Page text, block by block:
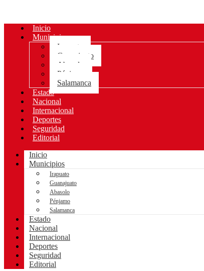
Inicio
Municipios
Irapuato
Guanajuato
Abasolo
Pénjamo
Salamanca
Estado
Nacional
Internacional
Deportes
Seguridad
Editorial
Inicio
Municipios
Irapuato
Guanajuato
Abasolo
Pénjamo
Salamanca
Estado
Nacional
Internacional
Deportes
Seguridad
Editorial